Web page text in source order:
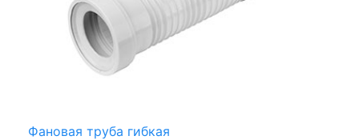
Фановая труба гибкая